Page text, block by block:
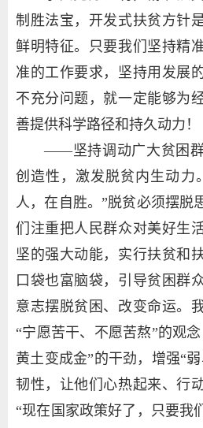
制胜法宝，开发式扶贫方针
鲜明特征。只要我们坚持精
准的工作要求，坚持用发展
不充分问题，就一定能够为
善提供科学路径和持久动力！
——坚持调动广大贫困群
创造性，激发脱贫内生动力
人，在自胜。”脱贫必须摆脱
们注重把人民群众对美好生
坚的强大动能，实行扶贫和
口袋也富脑袋，引导贫困群
意志摆脱贫困、改变命运。
“宁愿苦干、不愿苦熬”的观念
黄土变成金”的干劲，增强“
韧性，让他们心热起来、行
“现在国家政策好了，只要我